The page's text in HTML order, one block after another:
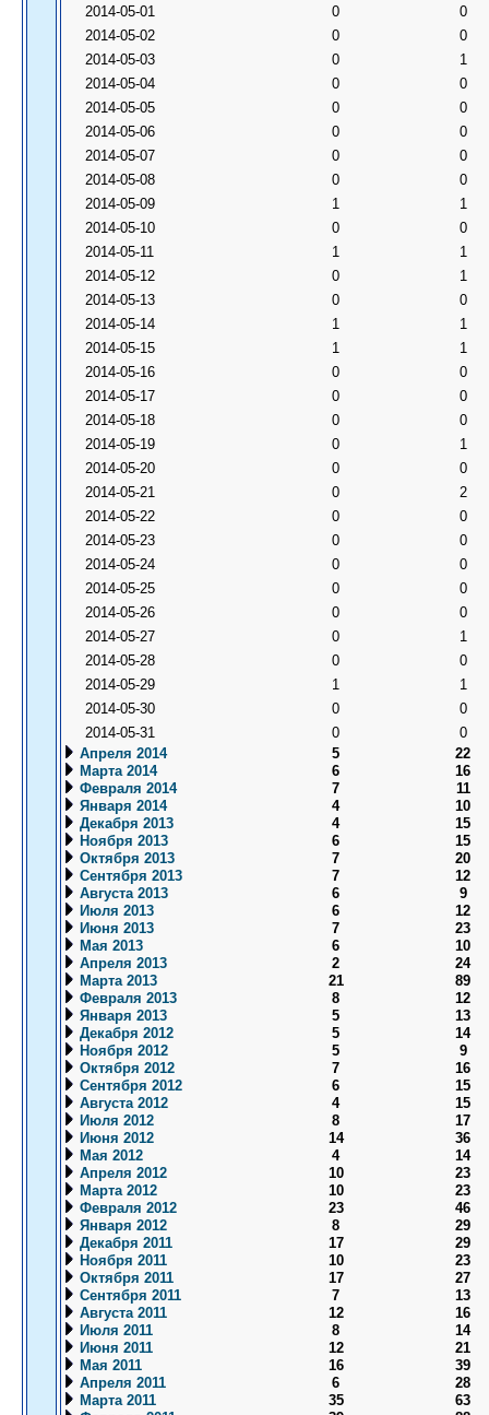
2014-05-01
0
0
2014-05-02
0
0
2014-05-03
0
1
2014-05-04
0
0
2014-05-05
0
0
2014-05-06
0
0
2014-05-07
0
0
2014-05-08
0
0
2014-05-09
1
1
2014-05-10
0
0
2014-05-11
1
1
2014-05-12
0
1
2014-05-13
0
0
2014-05-14
1
1
2014-05-15
1
1
2014-05-16
0
0
2014-05-17
0
0
2014-05-18
0
0
2014-05-19
0
1
2014-05-20
0
0
2014-05-21
0
2
2014-05-22
0
0
2014-05-23
0
0
2014-05-24
0
0
2014-05-25
0
0
2014-05-26
0
0
2014-05-27
0
1
2014-05-28
0
0
2014-05-29
1
1
2014-05-30
0
0
2014-05-31
0
0
Апреля 2014
5
22
Марта 2014
6
16
Февраля 2014
7
11
Января 2014
4
10
Декабря 2013
4
15
Ноября 2013
6
15
Октября 2013
7
20
Сентября 2013
7
12
Августа 2013
6
9
Июля 2013
6
12
Июня 2013
7
23
Мая 2013
6
10
Апреля 2013
2
24
Марта 2013
21
89
Февраля 2013
8
12
Января 2013
5
13
Декабря 2012
5
14
Ноября 2012
5
9
Октября 2012
7
16
Сентября 2012
6
15
Августа 2012
4
15
Июля 2012
8
17
Июня 2012
14
36
Мая 2012
4
14
Апреля 2012
10
23
Марта 2012
10
23
Февраля 2012
23
46
Января 2012
8
29
Декабря 2011
17
29
Ноября 2011
10
23
Октября 2011
17
27
Сентября 2011
7
13
Августа 2011
12
16
Июля 2011
8
14
Июня 2011
12
21
Мая 2011
16
39
Апреля 2011
6
28
Марта 2011
35
63